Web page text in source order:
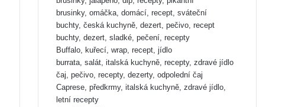
brusinky, omáčka, domácí, recept, sváteční
buchty, česká kuchyně, dezert, pečivo, recept
buchty, dezert, sladké, pečení, recepty
Buffalo, kuřecí, wrap, recept, jídlo
burrata, salát, italská kuchyně, recepty, zdravé jídlo
čaj, pečivo, recepty, dezerty, odpolední čaj
Caprese, předkrmy, italská kuchyně, zdravé jídlo,
letní recepty